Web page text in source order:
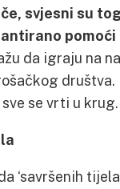
svjesni su
pomoći
da igraju na
se vrti u
‘savršenih